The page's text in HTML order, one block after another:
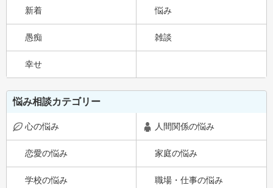
新着 悩み
愚痴 雑談
幸せ
悩み相談カテゴリー
心の悩み 人間関係の悩み
恋愛の悩み 家庭の悩み
学校の悩み 職場・仕事の悩み